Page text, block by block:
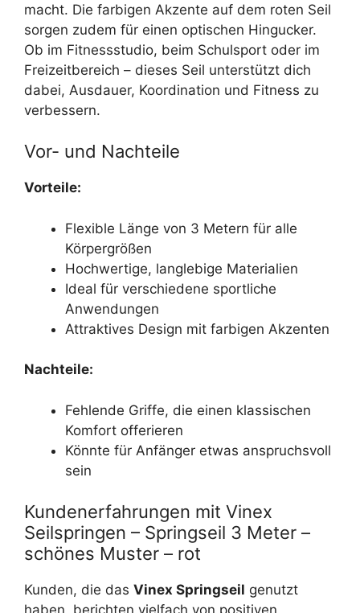
macht. Die farbigen Akzente auf dem roten Seil
sorgen zudem für einen optischen Hingucker.
Ob im Fitnessstudio, beim Schulsport oder im
Freizeitbereich – dieses Seil unterstützt dich
dabei, Ausdauer, Koordination und Fitness zu
verbessern.
Vor- und Nachteile
Vorteile:
Flexible Länge von 3 Metern für alle
Körpergrößen
Hochwertige, langlebige Materialien
Ideal für verschiedene sportliche
Anwendungen
Attraktives Design mit farbigen Akzenten
Nachteile:
Fehlende Griffe, die einen klassischen
Komfort offerieren
Könnte für Anfänger etwas anspruchsvoll
sein
Kundenerfahrungen mit Vinex
Seilspringen – Springseil 3 Meter –
schönes Muster – rot
Kunden, die das Vinex Springseil genutzt